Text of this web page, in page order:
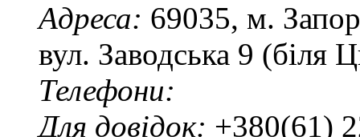
Адреса: 69035, м.
вул. Заводська 9 (біля
Телефони:
Для довідок: +380(61)